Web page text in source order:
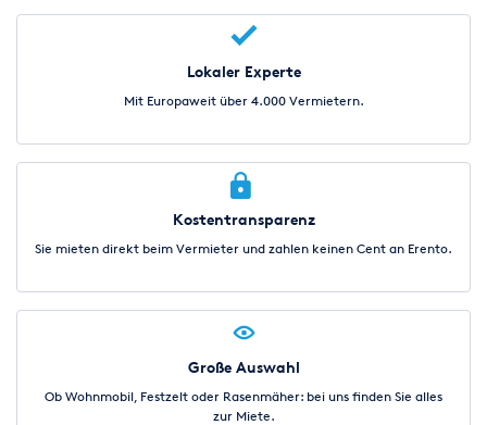
Lokaler Experte
Mit Europaweit über 4.000 Vermietern.
Kostentransparenz
Sie mieten direkt beim Vermieter und zahlen keinen Cent an Erento.
Große Auswahl
Ob Wohnmobil, Festzelt oder Rasenmäher: bei uns finden Sie alles
zur Miete.